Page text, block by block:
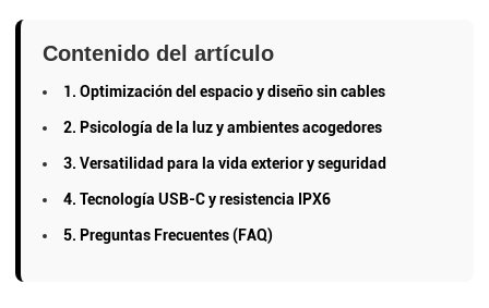
Contenido del artículo
1. Optimización del espacio y diseño sin cables
2. Psicología de la luz y ambientes acogedores
3. Versatilidad para la vida exterior y seguridad
4. Tecnología USB-C y resistencia IPX6
5. Preguntas Frecuentes (FAQ)